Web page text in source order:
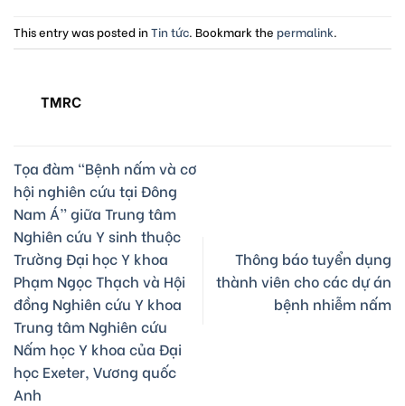
This entry was posted in Tin tức. Bookmark the permalink.
TMRC
Tọa đàm “Bệnh nấm và cơ
hội nghiên cứu tại Đông
Nam Á” giữa Trung tâm
Nghiên cứu Y sinh thuộc
Trường Đại học Y khoa
Phạm Ngọc Thạch và Hội
đồng Nghiên cứu Y khoa
Trung tâm Nghiên cứu
Nấm học Y khoa của Đại
học Exeter, Vương quốc
Anh
Thông báo tuyển dụng
thành viên cho các dự án
bệnh nhiễm nấm